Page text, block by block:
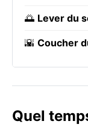
🌅 Lever du
🌇 Coucher
Quel